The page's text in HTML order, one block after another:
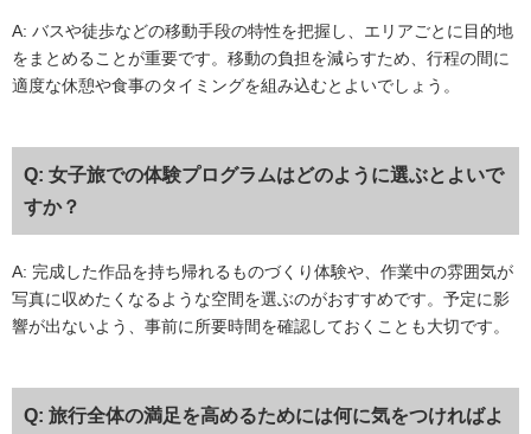
A: バスや徒歩などの移動手段の特性を把握し、エリアごとに目的地
をまとめることが重要です。移動の負担を減らすため、行程の間に
適度な休憩や食事のタイミングを組み込むとよいでしょう。
Q: 女子旅での体験プログラムはどのように選ぶとよいで
すか？
A: 完成した作品を持ち帰れるものづくり体験や、作業中の雰囲気が
写真に収めたくなるような空間を選ぶのがおすすめです。予定に影
響が出ないよう、事前に所要時間を確認しておくことも大切です。
Q: 旅行全体の満足を高めるためには何に気をつければよ